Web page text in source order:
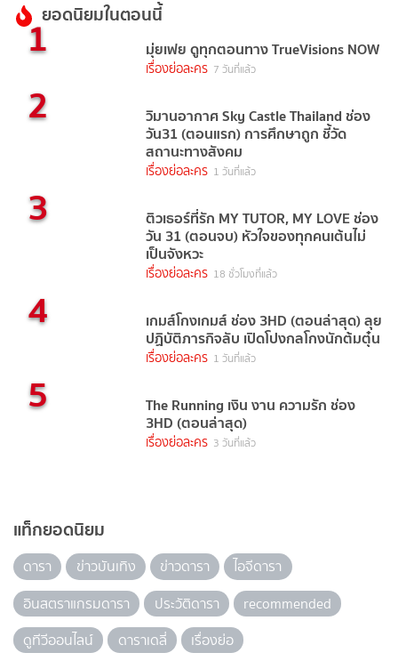
ยอดนิยมในตอนนี้
1 มุ่ยเฟย ดูทุกตอนทาง TrueVisions NOW
เรื่องย่อละคร 7 วันที่แล้ว
2 วิมานอากาศ Sky Castle Thailand ช่อง
วัน31 (ตอนแรก) การศึกษาถูก ชี้วัด
สถานะทางสังคม
เรื่องย่อละคร 1 วันที่แล้ว
3 ติวเธอร์ที่รัก MY TUTOR, MY LOVE ช่อง
วัน 31 (ตอนจบ) หัวใจของทุกคนเต้นไม่
เป็นจังหวะ
เรื่องย่อละคร 18 ชั่วโมงที่แล้ว
4 เกมส์โกงเกมส์ ช่อง 3HD (ตอนล่าสุด) ลุย
ปฏิบัติภารกิจลับ เปิดโปงกลโกงนักต้มตุ๋น
เรื่องย่อละคร 1 วันที่แล้ว
5 The Running เงิน งาน ความรัก ช่อง
3HD (ตอนล่าสุด)
เรื่องย่อละคร 3 วันที่แล้ว
แท็กยอดนิยม
ดารา ข่าวบันเทิง ข่าวดารา
ไอจีดารา
อินสตราแกรมดารา
ประวัติดารา
recommended
ดูทีวีออนไลน์
ดาราเดลี่ เรื่องย่อ